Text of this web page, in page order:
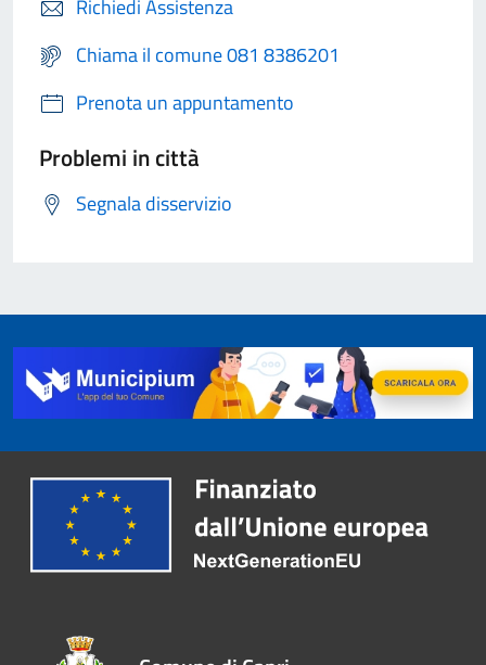
Richiedi Assistenza
Chiama il comune 081 8386201
Prenota un appuntamento
Problemi in città
Segnala disservizio